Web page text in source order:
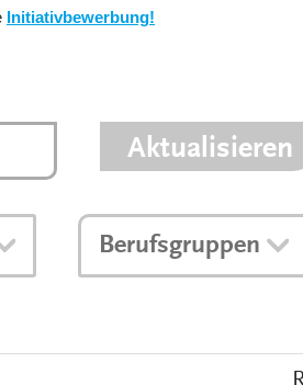
ANSPRECHPARTNER DER
KLINIKEN UND
Initiativbewerbung!
Aktualisieren
Berufsgruppen